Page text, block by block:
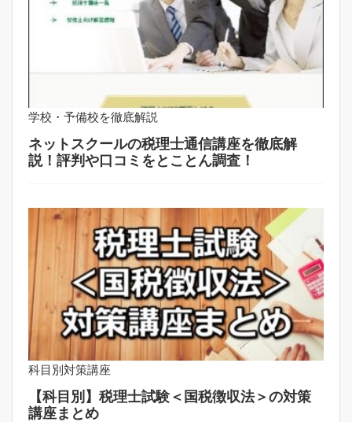
学校・予備校を徹底解説
ネットスクールの税理士通信講座を徹底解
説！評判や口コミをとことん調査！
科目別対策講座
【科目別】税理士試験＜国税徴収法＞の対策
講座まとめ